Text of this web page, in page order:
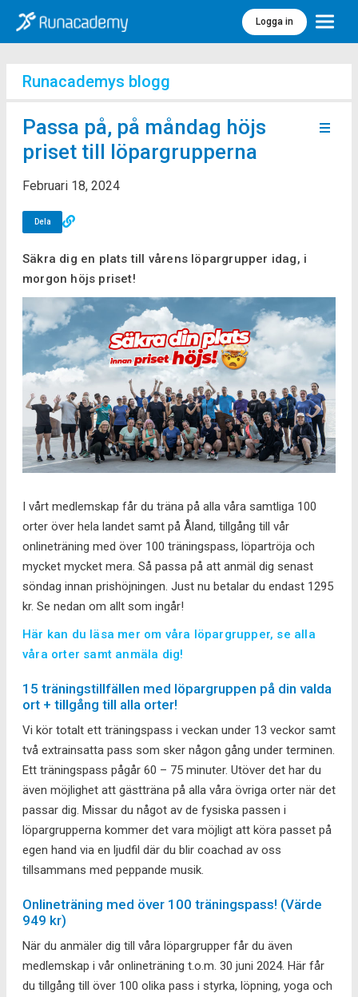
Logga in Meny
Runacademys blogg
Passa på, på måndag höjs
priset till löpargrupperna
Februari 18, 2024
Dela
Säkra dig en plats till vårens löpargrupper idag, i
morgon höjs priset!
I vårt medlemskap får du träna på alla våra samtliga 100
orter över hela landet samt på Åland, tillgång till vår
onlineträning med över 100 träningspass, löpartröja och
mycket mycket mera. Så passa på att anmäl dig senast
söndag innan prishöjningen. Just nu betalar du endast 1295
kr. Se nedan om allt som ingår!
Här kan du läsa mer om våra löpargrupper, se alla
våra orter samt anmäla dig!
15 träningstillfällen med löpargruppen på din valda
ort + tillgång till alla orter!
Vi kör totalt ett träningspass i veckan under 13 veckor samt
två extrainsatta pass som sker någon gång under terminen.
Ett träningspass pågår 60 – 75 minuter. Utöver det har du
även möjlighet att gästträna på alla våra övriga orter när det
passar dig. Missar du något av de fysiska passen i
löpargrupperna kommer det vara möjligt att köra passet på
egen hand via en ljudfil där du blir coachad av oss
tillsammans med peppande musik.
Onlineträning med över 100 träningspass! (Värde
949 kr)
När du anmäler dig till våra löpargrupper får du även
medlemskap i vår onlineträning t.o.m. 30 juni 2024. Här får
du tillgång till över 100 olika pass i styrka, löpning, yoga och